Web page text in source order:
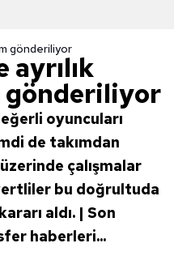
gönderiliyor
ayrılık
gönderiliyor
oyuncuları
de takımdan
çalışmalar
bu doğrultuda
aldı. | Son
haberleri...